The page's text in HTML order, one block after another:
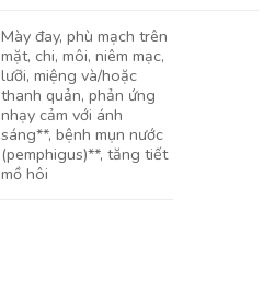
Mày đay, phù mạch trên
mặt, chi, môi, niêm mạc,
lưỡi, miệng và/hoặc
thanh quản, phản ứng
nhạy cảm với ánh
sáng**, bệnh mụn nước
(pemphigus)**, tăng tiết
mồ hôi